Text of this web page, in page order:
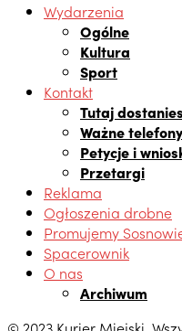
Wydarzenia
Ogólne
Kultura
Sport
Kontakt
Tutaj
Ważne
Petycje i
Przetargi
Reklama
Ogłoszenia drobne
Promujemy
Spacerownik
O nas
Archiwum